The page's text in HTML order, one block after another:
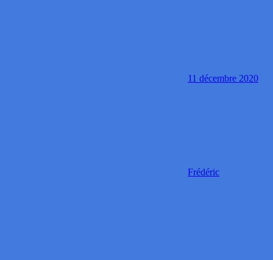
11 décembre 2020
Frédéric